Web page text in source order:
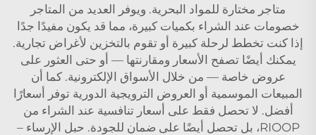
متاجر مختارة للمواد البحرية. ويوفر العديد من المتاجر
خصومات عند الشراء بكميات كبيرة، مما قد يكون مفيدًا جدًا
إذا كنت تخطط لرحلة كبيرة أو تقوم بالتخزين لأغراض تجارية.
يمكنك أيضًا تصفح الأسعار ومقارنتها — أو حتى العثور على
عروض خاصة — من خلال الأسواق الإلكترونية. كما أن
المبيعات الموسمية أو العروض الترويجية الدورية توفر أسعارًا
أفضل. لا تحصل فقط على أسعار تنافسية عند الشراء من
RIOOP، بل تحصل أيضًا على ضمان للجودة. حبل الإرساء –